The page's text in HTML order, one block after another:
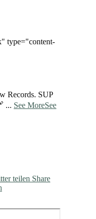
type="content-
Records. SUP
... See MoreSee
teilen Share